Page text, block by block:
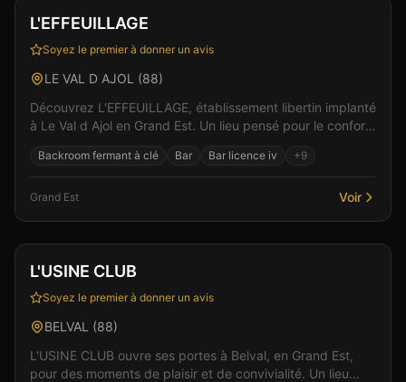
L'EFFEUILLAGE
Soyez le premier à donner un avis
LE VAL D AJOL (88)
Découvrez L'EFFEUILLAGE, établissement libertin implanté
à Le Val d Ajol en Grand Est. Un lieu pensé pour le confort
Backroom fermant à clé Bar Bar licence iv +9
Grand Est Voir
Club Restaurant
L'USINE CLUB
Soyez le premier à donner un avis
BELVAL (88)
L'USINE CLUB ouvre ses portes à Belval, en Grand Est,
pour des moments de plaisir et de convivialité. Un lieu